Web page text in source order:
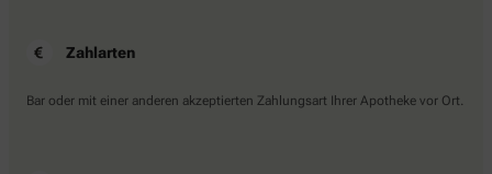
Zahlarten
Bar oder mit einer anderen akzeptierten Zahlungsart Ihrer Apotheke vor Ort.